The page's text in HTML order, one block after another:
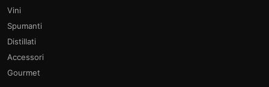
Vini
Spumanti
Distillati
Accessori
Gourmet